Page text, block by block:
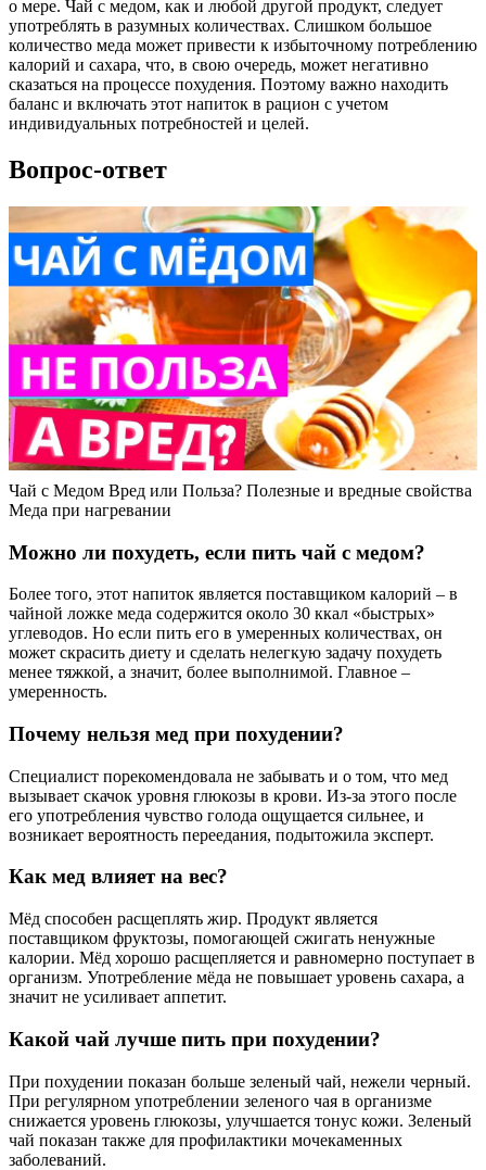
о мере. Чай с медом, как и любой другой продукт, следует
употреблять в разумных количествах. Слишком большое
количество меда может привести к избыточному потреблению
калорий и сахара, что, в свою очередь, может негативно
сказаться на процессе похудения. Поэтому важно находить
баланс и включать этот напиток в рацион с учетом
индивидуальных потребностей и целей.
Вопрос-ответ
Чай с Медом Вред или Польза? Полезные и вредные свойства
Меда при нагревании
Можно ли похудеть, если пить чай с медом?
Более того, этот напиток является поставщиком калорий – в
чайной ложке меда содержится около 30 ккал «быстрых»
углеводов. Но если пить его в умеренных количествах, он
может скрасить диету и сделать нелегкую задачу похудеть
менее тяжкой, а значит, более выполнимой. Главное –
умеренность.
Почему нельзя мед при похудении?
Специалист порекомендовала не забывать и о том, что мед
вызывает скачок уровня глюкозы в крови. Из-за этого после
его употребления чувство голода ощущается сильнее, и
возникает вероятность переедания, подытожила эксперт.
Как мед влияет на вес?
Мёд способен расщеплять жир. Продукт является
поставщиком фруктозы, помогающей сжигать ненужные
калории. Мёд хорошо расщепляется и равномерно поступает в
организм. Употребление мёда не повышает уровень сахара, а
значит не усиливает аппетит.
Какой чай лучше пить при похудении?
При похудении показан больше зеленый чай, нежели черный.
При регулярном употреблении зеленого чая в организме
снижается уровень глюкозы, улучшается тонус кожи. Зеленый
чай показан также для профилактики мочекаменных
заболеваний.